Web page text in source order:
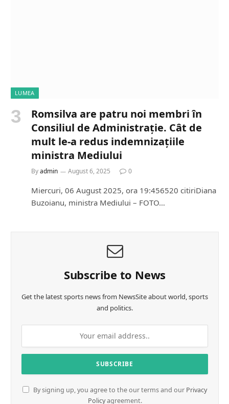
LUMEA
Romsilva are patru noi membri în
Consiliul de Administrație. Cât de
mult le-a redus indemnizațiile
ministra Mediului
Byadmin August 6, 2025 0
Miercuri, 06 August 2025, ora 19:456520 citiriDiana
Buzoianu, ministra Mediului – FOTO…
Subscribe to News
Get the latest sports news from NewsSite about world, sports
and politics.
By signing up, you agree to the our terms and our Privacy
Policyagreement.